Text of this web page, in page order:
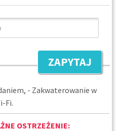
ZAPYTAJ
- Zakwaterowanie w
Fi.
OSTRZEŻENIE: